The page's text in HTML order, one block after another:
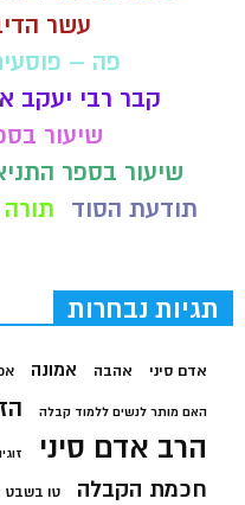
עשר
פה –
קבר רבי יעקב
שיעור
שיעור בספר
תודעת הסוד
תורה
תגיות נבחרות
אדם סיני אהבה אמונה
האם מותר לנשים ללמוד קבלה
הרב אדם סיני
חכמת הקבלה טו בשבט